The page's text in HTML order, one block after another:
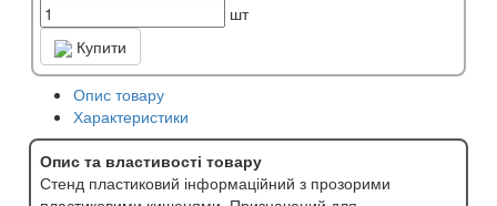
шт
Купити
Опис товару
Характеристики
Опис та властивості товару
Стенд пластиковий інформаційний з прозорими